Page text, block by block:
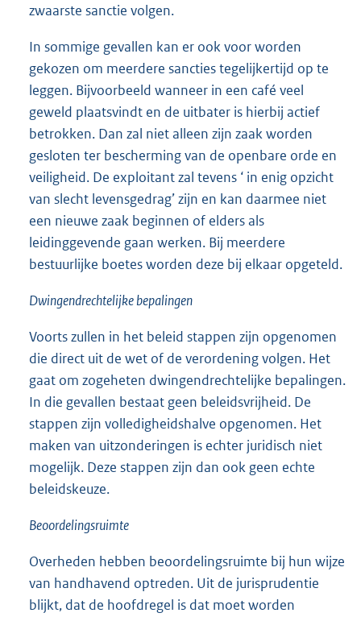
zwaarste sanctie volgen.
In sommige gevallen kan er ook voor worden
gekozen om meerdere sancties tegelijkertijd op te
leggen. Bijvoorbeeld wanneer in een café veel
geweld plaatsvindt en de uitbater is hierbij actief
betrokken. Dan zal niet alleen zijn zaak worden
gesloten ter bescherming van de openbare orde en
veiligheid. De exploitant zal tevens ‘ in enig opzicht
van slecht levensgedrag’ zijn en kan daarmee niet
een nieuwe zaak beginnen of elders als
leidinggevende gaan werken. Bij meerdere
bestuurlijke boetes worden deze bij elkaar opgeteld.
Dwingendrechtelijke bepalingen
Voorts zullen in het beleid stappen zijn opgenomen
die direct uit de wet of de verordening volgen. Het
gaat om zogeheten dwingendrechtelijke bepalingen.
In die gevallen bestaat geen beleidsvrijheid. De
stappen zijn volledigheidshalve opgenomen. Het
maken van uitzonderingen is echter juridisch niet
mogelijk. Deze stappen zijn dan ook geen echte
beleidskeuze.
Beoordelingsruimte
Overheden hebben beoordelingsruimte bij hun wijze
van handhavend optreden. Uit de jurisprudentie
blijkt, dat de hoofdregel is dat moet worden